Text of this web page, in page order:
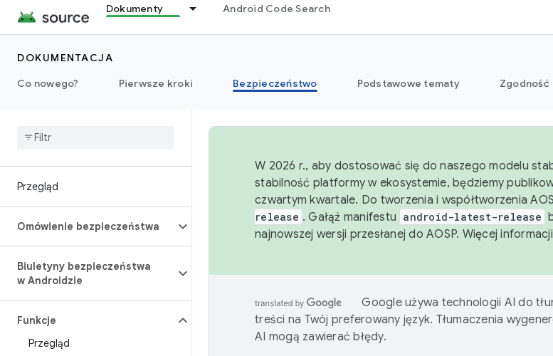
Dokumenty Android Code Search
DOKUMENTACJA
Co nowego?
Pierwsze kroki Bezpieczeństwo Podstawowe tematy Zgodność
Przegląd
Omówienie bezpieczeństwa
Biuletyny bezpieczeństwa
w Androidzie
Funkcje
Przegląd
W 2026 r., aby dostosować się do naszego modelu
stabilność platformy w ekosystemie, będziemy
czwartym kwartale. Do tworzenia i współtworzenia
release . Gałąź manifestu android-latest-release
najnowszej wersji przesłanej do AOSP. Więcej
Google używa technologii AI do
treści na Twój preferowany język. Tłumaczenia
AI mogą zawierać błędy.